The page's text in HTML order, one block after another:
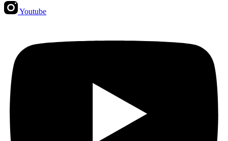
Youtube